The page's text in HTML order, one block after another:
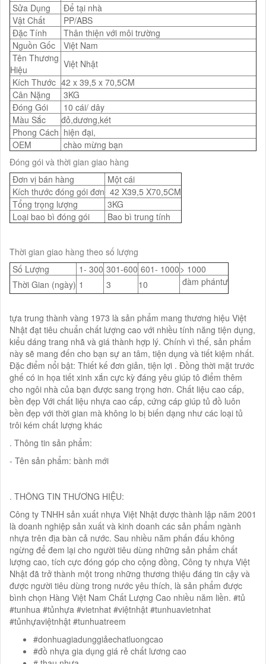
Sửa Dụng
Để tại nhà
Vật Chất
PP/ABS
Đặc Tính
Thân thiện với môi trường
Nguồn Gốc
Việt Nam
Tên Thương
Hiệu
Việt Nhật
Kích Thước 42 x 39,5 x 70,5CM
Cân Nặng
3KG
Đóng Gói
10 cái/ dây
Màu Sắc
đỏ,dương,két
Phong Cách hiện đại,
OEM
chào mừng bạn
Đóng gói và thời gian giao hàng
Đơn vị bán hàng
Một cái
Kích thước đóng gói đơn 42 X39,5 X70,5CM
Tổng trọng lượng
3KG
Loại bao bì đóng gói
Bao bì trung tính
Thời gian giao hàng theo số lượng
Số Lượng
1- 300 301-600 601- 1000> 1000
Thời Gian (ngày) 1 3 10 đàm phántư
tựa trung thành vàng 1973 là sản phẩm mang thương hiệu Việt
Nhật đạt tiêu chuẩn chất lượng cao với nhiều tính năng tiện dụng,
kiểu dáng trang nhã và giá thành hợp lý. Chính vì thế, sản phẩm
này sẽ mang đến cho bạn sự an tâm, tiện dụng và tiết kiệm nhất.
Đặc điểm nổi bật: Thiết kế đơn giản, tiện lợi . Đồng thời mặt trước
ghế có in họa tiết xinh xắn cực kỳ đáng yêu giúp tô điểm thêm
cho ngôi nhà của bạn được sang trọng hơn. Chất liệu cao cấp,
bền đẹp Với chất liệu nhựa cao cấp, cứng cáp giúp tủ đồ luôn
bền đẹp với thời gian mà không lo bị biến dạng như các loại tủ
trôi kém chất lượng khác
. Thông tin sản phẩm:
- Tên sản phẩm: bành mới
. THÔNG TIN THƯƠNG HIỆU:
Công ty TNHH sản xuất nhựa Việt Nhật được thành lập năm 2001
là doanh nghiệp sản xuất và kinh doanh các sản phẩm ngành
nhựa trên địa bàn cả nước. Sau nhiều năm phấn đấu không
ngừng để đem lại cho người tiêu dùng những sản phẩm chất
lượng cao, tích cực đóng góp cho cộng đồng, Công ty nhựa Việt
Nhật đã trở thành một trong những thương thiệu đáng tin cậy và
được người tiêu dùng trong nước yêu thích, là sản phẩm được
bình chọn Hàng Việt Nam Chất Lượng Cao nhiều năm liền. #tủ
#tunhua #tủnhựa #vietnhat #việtnhật #tunhuavietnhat
#tủnhựaviệtnhật #tunhuatreem
#donhuagiadunggiảechatluongcao
#đồ nhựa gia dụng giá rẻ chất lương cao